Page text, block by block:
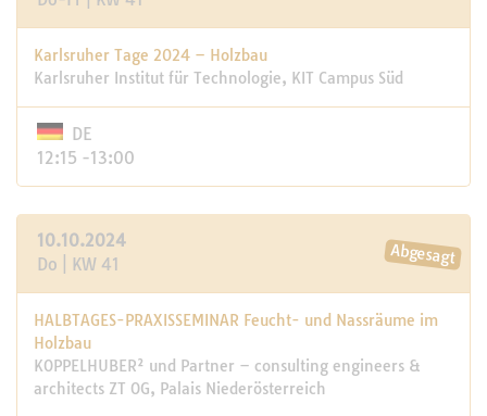
Karlsruher Tage 2024 – Holzbau
Karlsruher Institut für Technologie, KIT Campus Süd
DE
12:15 -13:00
10.10.2024
Do | KW 41
HALBTAGES-PRAXISSEMINAR Feucht- und Nassräume im
Holzbau
KOPPELHUBER² und Partner – consulting engineers &
architects ZT OG, Palais Niederösterreich